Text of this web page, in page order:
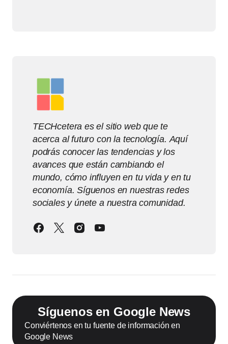
TECHcetera es el sitio web que te
acerca al futuro con la tecnología. Aquí
podrás conocer las tendencias y los
avances que están cambiando el
mundo, cómo influyen en tu vida y en tu
economía. Síguenos en nuestras redes
sociales y únete a nuestra comunidad.
Síguenos en Google News
Conviértenos en tu fuente de información en
Google News